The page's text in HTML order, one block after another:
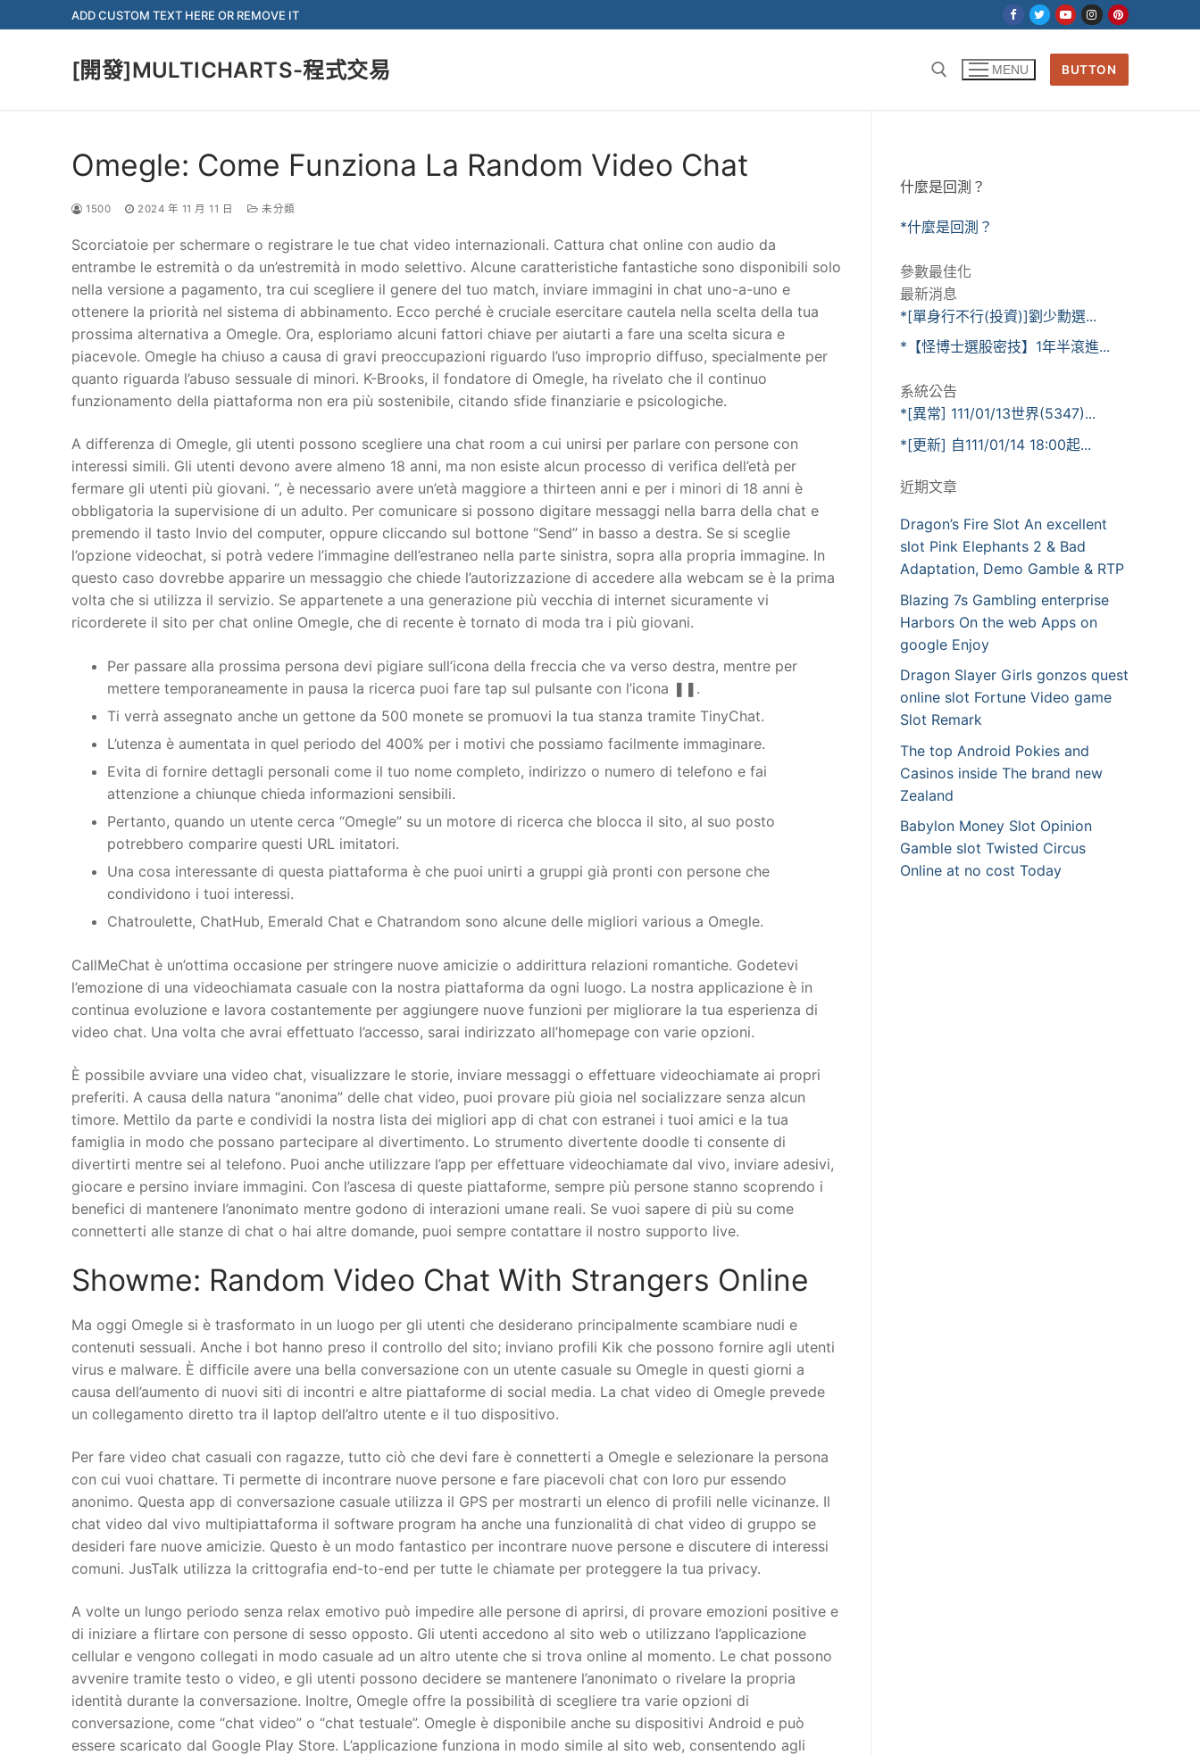
to
ADD CUSTOM TEXT HERE OR REMOVE IT
[開發]MULTICHARTS-程式交易 MENU BUTTON
Omegle: Come Funziona La Random Video Chat
1500 2024 年 11 月 11 日 未分類
Scorciatoie per schermare o registrare le tue chat video internazionali. Cattura chat online con audio da
entrambe le estremità o da un’estremità in modo selettivo. Alcune caratteristiche fantastiche sono disponibili solo
nella versione a pagamento, tra cui scegliere il genere del tuo match, inviare immagini in chat uno-a-uno e
ottenere la priorità nel sistema di abbinamento. Ecco perché è cruciale esercitare cautela nella scelta della tua
prossima alternativa a Omegle. Ora, esploriamo alcuni fattori chiave per aiutarti a fare una scelta sicura e
piacevole. Omegle ha chiuso a causa di gravi preoccupazioni riguardo l’uso improprio diffuso, specialmente per
quanto riguarda l’abuso sessuale di minori. K-Brooks, il fondatore di Omegle, ha rivelato che il continuo
funzionamento della piattaforma non era più sostenibile, citando sfide finanziarie e psicologiche.
A differenza di Omegle, gli utenti possono scegliere una chat room a cui unirsi per parlare con persone con
interessi simili. Gli utenti devono avere almeno 18 anni, ma non esiste alcun processo di verifica dell’età per
fermare gli utenti più giovani. “, è necessario avere un’età maggiore a thirteen anni e per i minori di 18 anni è
obbligatoria la supervisione di un adulto. Per comunicare si possono digitare messaggi nella barra della chat e
premendo il tasto Invio del computer, oppure cliccando sul bottone “Send” in basso a destra. Se si sceglie
l’opzione videochat, si potrà vedere l’immagine dell’estraneo nella parte sinistra, sopra alla propria immagine. In
questo caso dovrebbe apparire un messaggio che chiede l’autorizzazione di accedere alla webcam se è la prima
volta che si utilizza il servizio. Se appartenete a una generazione più vecchia di internet sicuramente vi
ricorderete il sito per chat online Omegle, che di recente è tornato di moda tra i più giovani.
Per passare alla prossima persona devi pigiare sull’icona della freccia che va verso destra, mentre per
mettere temporaneamente in pausa la ricerca puoi fare tap sul pulsante con l’icona ❚❚.
Ti verrà assegnato anche un gettone da 500 monete se promuovi la tua stanza tramite TinyChat.
L’utenza è aumentata in quel periodo del 400% per i motivi che possiamo facilmente immaginare.
Evita di fornire dettagli personali come il tuo nome completo, indirizzo o numero di telefono e fai
attenzione a chiunque chieda informazioni sensibili.
Pertanto, quando un utente cerca “Omegle” su un motore di ricerca che blocca il sito, al suo posto
potrebbero comparire questi URL imitatori.
Una cosa interessante di questa piattaforma è che puoi unirti a gruppi già pronti con persone che
condividono i tuoi interessi.
Chatroulette, ChatHub, Emerald Chat e Chatrandom sono alcune delle migliori various a Omegle.
CallMeChat è un’ottima occasione per stringere nuove amicizie o addirittura relazioni romantiche. Godetevi
l’emozione di una videochiamata casuale con la nostra piattaforma da ogni luogo. La nostra applicazione è in
continua evoluzione e lavora costantemente per aggiungere nuove funzioni per migliorare la tua esperienza di
video chat. Una volta che avrai effettuato l’accesso, sarai indirizzato all’homepage con varie opzioni.
È possibile avviare una video chat, visualizzare le storie, inviare messaggi o effettuare videochiamate ai propri
preferiti. A causa della natura “anonima” delle chat video, puoi provare più gioia nel socializzare senza alcun
timore. Mettilo da parte e condividi la nostra lista dei migliori app di chat con estranei i tuoi amici e la tua
famiglia in modo che possano partecipare al divertimento. Lo strumento divertente doodle ti consente di
divertirti mentre sei al telefono. Puoi anche utilizzare l’app per effettuare videochiamate dal vivo, inviare adesivi,
giocare e persino inviare immagini. Con l’ascesa di queste piattaforme, sempre più persone stanno scoprendo i
benefici di mantenere l’anonimato mentre godono di interazioni umane reali. Se vuoi sapere di più su come
connetterti alle stanze di chat o hai altre domande, puoi sempre contattare il nostro supporto live.
Showme: Random Video Chat With Strangers Online
Ma oggi Omegle si è trasformato in un luogo per gli utenti che desiderano principalmente scambiare nudi e
contenuti sessuali. Anche i bot hanno preso il controllo del sito; inviano profili Kik che possono fornire agli utenti
virus e malware. È difficile avere una bella conversazione con un utente casuale su Omegle in questi giorni a
causa dell’aumento di nuovi siti di incontri e altre piattaforme di social media. La chat video di Omegle prevede
un collegamento diretto tra il laptop dell’altro utente e il tuo dispositivo.
Per fare video chat casuali con ragazze, tutto ciò che devi fare è connetterti a Omegle e selezionare la persona
con cui vuoi chattare. Ti permette di incontrare nuove persone e fare piacevoli chat con loro pur essendo
anonimo. Questa app di conversazione casuale utilizza il GPS per mostrarti un elenco di profili nelle vicinanze. Il
chat video dal vivo multipiattaforma il software program ha anche una funzionalità di chat video di gruppo se
desideri fare nuove amicizie. Questo è un modo fantastico per incontrare nuove persone e discutere di interessi
comuni. JusTalk utilizza la crittografia end-to-end per tutte le chiamate per proteggere la tua privacy.
A volte un lungo periodo senza relax emotivo può impedire alle persone di aprirsi, di provare emozioni positive e
di iniziare a flirtare con persone di sesso opposto. Gli utenti accedono al sito web o utilizzano l’applicazione
cellular e vengono collegati in modo casuale ad un altro utente che si trova online al momento. Le chat possono
avvenire tramite testo o video, e gli utenti possono decidere se mantenere l’anonimato o rivelare la propria
identità durante la conversazione. Inoltre, Omegle offre la possibilità di scegliere tra varie opzioni di
conversazione, come “chat video” o “chat testuale”. Omegle è disponibile anche su dispositivi Android e può
essere scaricato dal Google Play Store. L’applicazione funziona in modo simile al sito web, consentendo agli
什麼是回測？
*什麼是回測？
參數最佳化
最新消息
*[單身行不行(投資)]劉少勳選...
*【怪博士選股密技】1年半滾進...
系統公告
*[異常] 111/01/13世界(5347)...
*[更新] 自111/01/14 18:00起...
近期文章
Dragon’s Fire Slot An excellent
slot Pink Elephants 2 & Bad
Adaptation, Demo Gamble & RTP
Blazing 7s Gambling enterprise
Harbors On the web Apps on
google Enjoy
Dragon Slayer Girls gonzos quest
online slot Fortune Video game
Slot Remark
The top Android Pokies and
Casinos inside The brand new
Zealand
Babylon Money Slot Opinion
Gamble slot Twisted Circus
Online at no cost Today